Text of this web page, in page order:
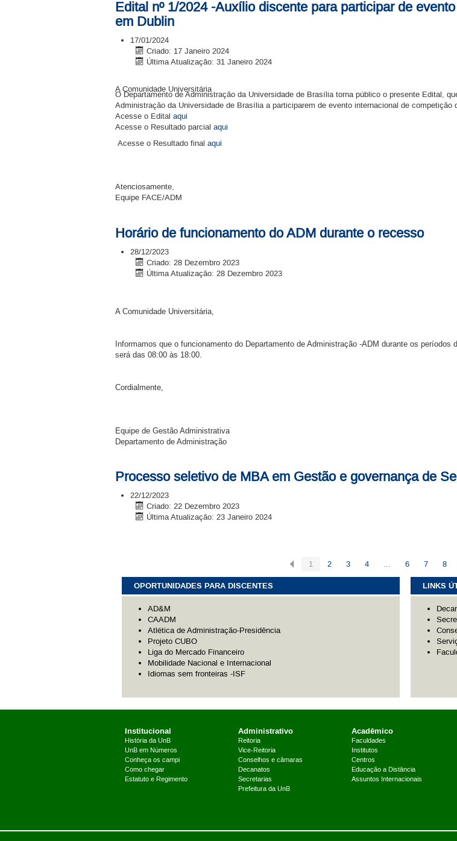
Edital nº 1/2024 -Auxílio discente para participar de
em Dublin
17/01/2024
Criado: 17 Janeiro 2024
Última Atualização: 31 Janeiro 2024
A Comunidade Universitária
O Departamento de Administração da Universidade de Brasília torna público o presente Edital,
Administração da Universidade de Brasília a participarem de evento internacional de competição
Acesse o Edital aqui
Acesse o Resultado parcial aqui
Acesse o Resultado final aqui
Atenciosamente,
Equipe FACE/ADM
Horário de funcionamento do ADM durante o recesso
28/12/2023
Criado: 28 Dezembro 2023
Última Atualização: 28 Dezembro 2023
A Comunidade Universitária,
Informamos que o funcionamento do Departamento de Administração -ADM durante os períodos
será das 08:00 às 18:00.
Cordialmente,
Equipe de Gestão Administrativa
Departamento de Administração
Processo seletivo de MBA em Gestão e governança de
22/12/2023
Criado: 22 Dezembro 2023
Última Atualização: 23 Janeiro 2024
1 2 3 4 ... 6 7 8
OPORTUNIDADES PARA DISCENTES
AD&M
CAADM
Atlética de Administração-Presidência
Projeto CUBO
Liga do Mercado Financeiro
Mobilidade Nacional e Internacional
Idiomas sem fronteiras -ISF
LINKS
Institucional
História da UnB
UnB em Números
Conheça os campi
Como chegar
Estatuto e Regimento
Administrativo
Reitoria
Vice-Reitoria
Conselhos e câmaras
Decanatos
Secretarias
Prefeitura da UnB
Acadêmico
Faculdades
Institutos
Centros
Educação a Distância
Assuntos Internacionais